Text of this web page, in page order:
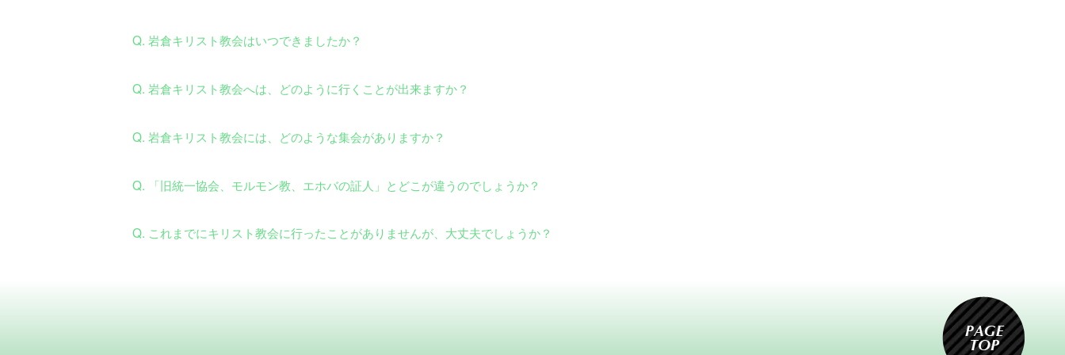
Q. 岩倉キリスト教会はいつできましたか？
Q. 岩倉キリスト教会へは、どのように行くことが出来ますか？
Q. 岩倉キリスト教会には、どのような集会がありますか？
Q. 「旧統一協会、モルモン教、エホバの証人」とどこが違うのでしょうか？
Q. これまでにキリスト教会に行ったことがありませんが、大丈夫でしょうか？